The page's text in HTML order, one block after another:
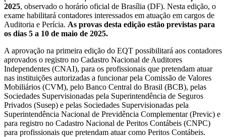
2025, observado o horário oficial de Brasília (DF). Nesta edição, o
exame habilitará contadores interessados em atuação em cargos de
Auditoria e Perícia. As provas desta edição estão previstas para
os dias 5 a 10 de maio de 2025.
A aprovação na primeira edição do EQT possibilitará aos contadores
aprovados o registro no Cadastro Nacional de Auditores
Independentes (CNAI), para os profissionais que pretendam atuar
nas instituições autorizadas a funcionar pela Comissão de Valores
Mobiliários (CVM), pelo Banco Central do Brasil (BCB), pelas
Sociedades Supervisionadas pela Superintendência de Seguros
Privados (Susep) e pelas Sociedades Supervisionadas pela
Superintendência Nacional de Previdência Complementar (Previc) e
para registro no Cadastro Nacional de Peritos Contábeis (CNPC)
para profissionais que pretendam atuar como Peritos Contábeis.